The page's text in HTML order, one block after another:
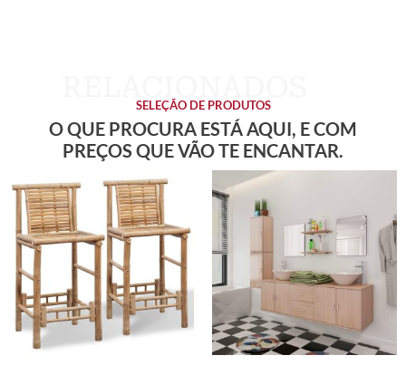
SELEÇÃO DE PRODUTOS
O QUE PROCURA ESTÁ AQUI, E COM
PREÇOS QUE VÃO TE ENCANTAR.